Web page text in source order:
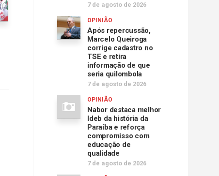
7 de agosto de 2026
OPINIÃO
Após repercussão,
Marcelo Queiroga
corrige cadastro no
TSE e retira
informação de que
seria quilombola
7 de agosto de 2026
OPINIÃO
Nabor destaca melhor
Ideb da história da
Paraíba e reforça
compromisso com
educação de
qualidade
7 de agosto de 2026